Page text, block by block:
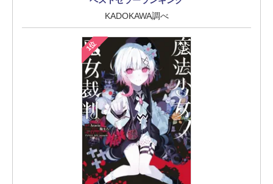
KADOKAWA調べ
1位